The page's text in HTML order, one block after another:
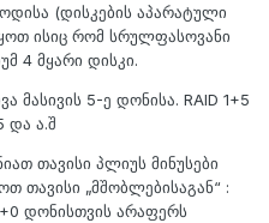
(დისკების აპარატული
ისიც რომ სრულფასოვანი
4 მყარი დისკი.
მასივის 5-ე დონისა. RAID 1+5
და ა.შ
თავისი პლიუს მინუსები
თავისი „მშობლებისაგან“ :
დონისთვის არაფერს